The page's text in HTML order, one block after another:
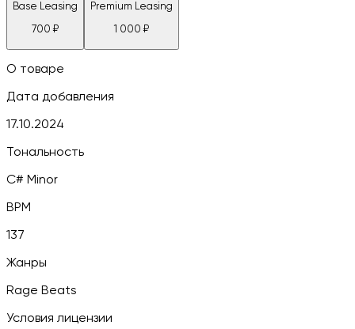
Base Leasing
700 ₽
Premium Leasing
1 000 ₽
О товаре
Дата добавления
17.10.2024
Тональность
C# Minor
BPM
137
Жанры
Rage Beats
Условия лицензии